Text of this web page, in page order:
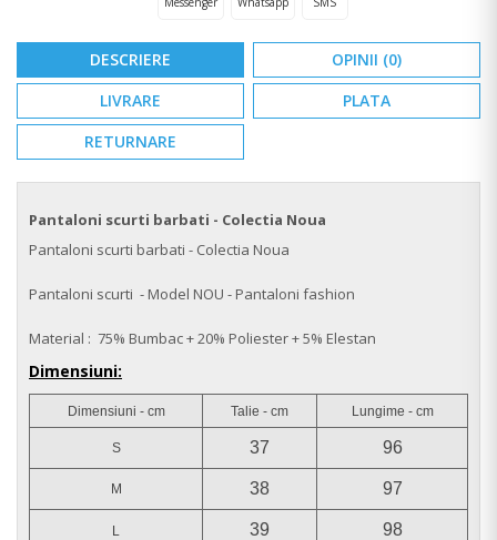
DESCRIERE
OPINII (0)
LIVRARE
PLATA
RETURNARE
Pantaloni scurti barbati - Colectia Noua
Pantaloni scurti barbati - Colectia Noua
Pantaloni scurti - Model NOU - Pantaloni fashion
Material : 75% Bumbac + 20% Poliester + 5% Elestan
Dimensiuni:
Dimensiuni - cm Talie - cm Lungime - cm
S 37 96
M 38 97
L 39 98